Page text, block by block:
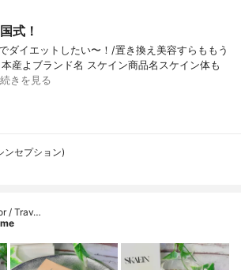
式！
ダイエットしたい〜！/⁡置き換え美容すらももう
産よ⁡⁡ブランド名 スケイン商品名スケイン⁡⁡体も
続きを見る
セプション)
/ Trav…